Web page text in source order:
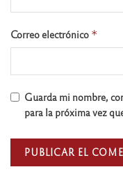
Correo electrónico *
Guarda mi nombre,
para la próxima vez